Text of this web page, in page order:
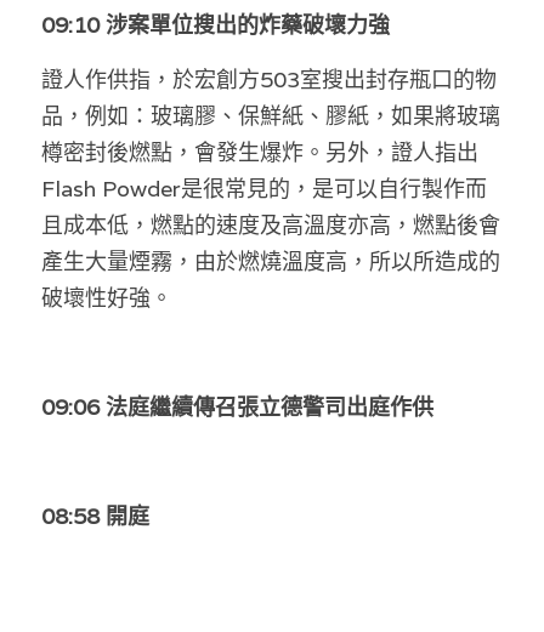
09:10 涉案單位搜出的炸藥破壞力強
證人作供指，於宏創方503室搜出封存瓶口的物
品，例如：玻璃膠、保鮮紙、膠紙，如果將玻璃
樽密封後燃點，會發生爆炸。另外，證人指出
Flash Powder是很常見的，是可以自行製作而
且成本低，燃點的速度及高溫度亦高，燃點後會
產生大量煙霧，由於燃燒溫度高，所以所造成的
破壞性好強。
09:06 法庭繼續傳召張立德警司出庭作供
08:58 開庭